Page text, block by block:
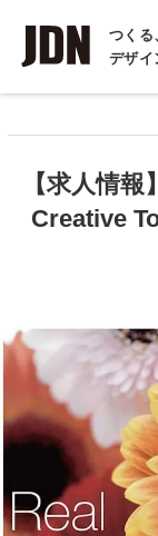
つくる
デザイ
インタビュ
【求人情
Creative